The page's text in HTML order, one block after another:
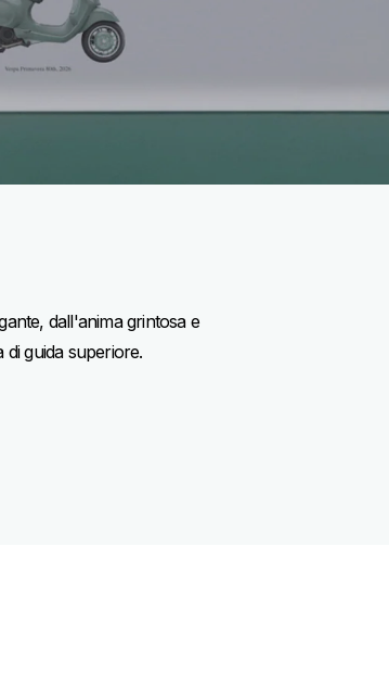
dall'anima grintosa e
guida superiore.